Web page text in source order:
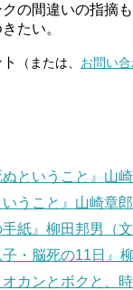
の間違いの指摘
たい。
（または、 お問い
ぬということ』山
いうこと』山崎章
手紙』柳田邦男（文
・脳死の11日』
カンとボクと、